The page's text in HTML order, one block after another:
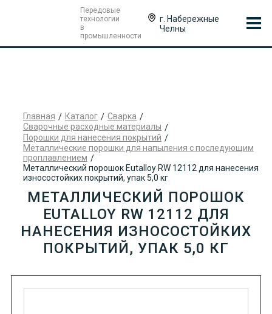
Передовые
технологии
в
промышленности
г. Набережные
Челны
Главная Каталог
Сварка
Сварочные расходные материалы
Порошки для нанесения покрытий
Металлические порошки для напыления с последующим
проплавлением
Металлический порошок Eutalloy RW 12112 для нанесения
износостойких покрытий, упак 5,0 кг
МЕТАЛЛИЧЕСКИЙ ПОРОШОК
EUTALLOY RW 12112 ДЛЯ
НАНЕСЕНИЯ ИЗНОСОСТОЙКИХ
ПОКРЫТИЙ, УПАК 5,0 КГ